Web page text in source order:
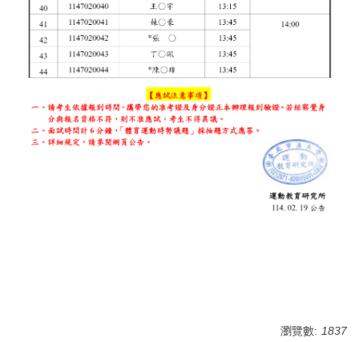
瀏覽數: 1837